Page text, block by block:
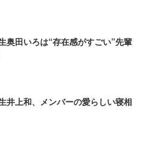
奥田いろは“存在感がすごい”先輩
井上和、メンバーの愛らしい寝相